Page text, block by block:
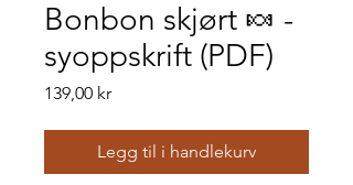
Bonbon skjørt 🍬 -
syoppskrift (PDF)
139,00 krPris
Legg til i handlekurv